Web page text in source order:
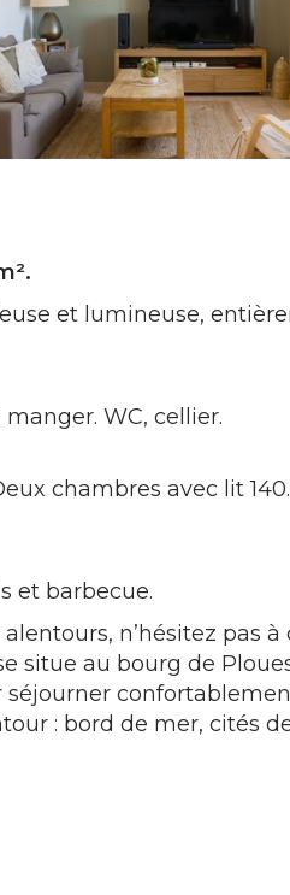
et lumineuse,
WC, cellier.
chambres avec lit
et barbecue.
n’hésitez pas
situe au bourg de
séjourner
: bord de mer, cités